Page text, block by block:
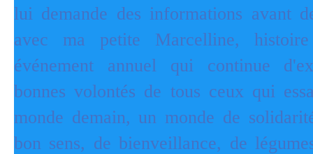
lui demande des informations avant
avec ma petite Marcelline,
événement annuel qui continue
bonnes volontés de tous ceux qui
monde demain, un monde de
bon sens, de bienveillance, de